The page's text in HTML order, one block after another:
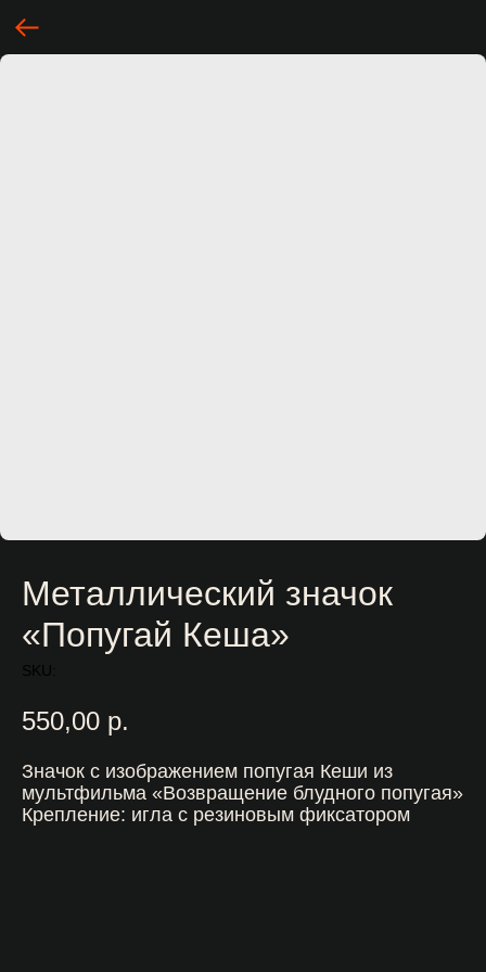
Металлический значок
«Попугай Кеша»
SKU:
550,00 р.
Значок с изображением попугая Кеши из
мультфильма «Возвращение блудного попугая»
Крепление: игла с резиновым фиксатором